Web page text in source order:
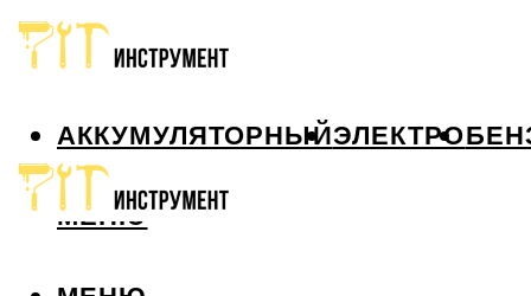
АККУМУЛЯТОРНЫЙЭЛЕКТРО
МЕНЮ